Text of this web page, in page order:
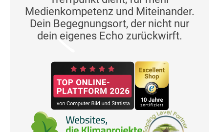
Medienkompetenz und Miteinander.
Dein Begegnungsort, der nicht nur
dein eigenes Echo zurückwirft.